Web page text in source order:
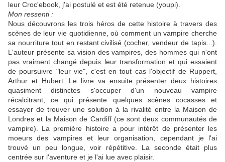
leur Croc'ebook, j'ai postulé et est été retenue (youpi).
Mon ressenti :
Nous découvrons les trois héros de cette histoire à travers des
scènes de leur vie quotidienne, où comment un vampire cherche
sa nourriture tout en restant civilisé (cocher, vendeur de tapis...).
L'auteur présente sa vision des vampires, des hommes qui n'ont
pas vraiment changé depuis leur transformation et qui essaient
de poursuivre "leur vie", c'est en tout cas l'objectif de Ruppert,
Arthur et Hubert. Le livre va ensuite présenter deux histoires
quasiment distinctes s'occuper d'un nouveau vampire
récalcitrant, ce qui présente quelques scènes cocasses et
essayer de trouver une solution à la rivalité entre la Maison de
Londres et la Maison de Cardiff (ce sont deux communautés de
vampire). La première histoire a pour intérêt de présenter les
moeurs des vampires et leur organisation, cependant je l'ai
trouvé un peu longue, voir répétitive. La seconde était plus
centrée sur l'aventure et je l'ai lue avec plaisir.